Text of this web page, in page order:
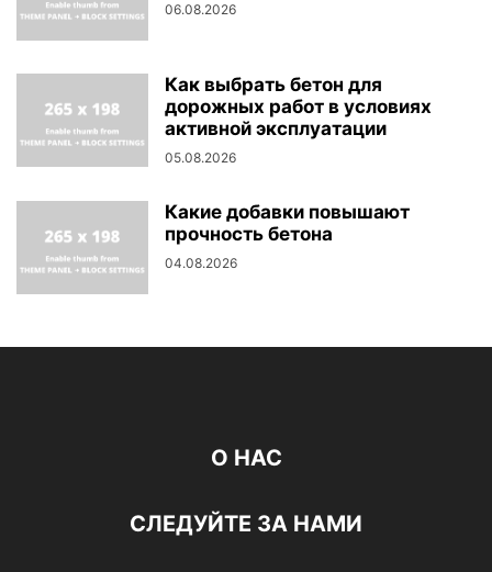
06.08.2026
Как выбрать бетон для
дорожных работ в условиях
активной эксплуатации
05.08.2026
Какие добавки повышают
прочность бетона
04.08.2026
О НАС
СЛЕДУЙТЕ ЗА НАМИ